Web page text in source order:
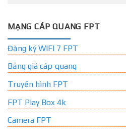
MẠNG CÁP QUANG FPT
Đăng ký WIFI 7 FPT
Bảng giá cáp quang
Truyền hình FPT
FPT Play Box 4k
Camera FPT